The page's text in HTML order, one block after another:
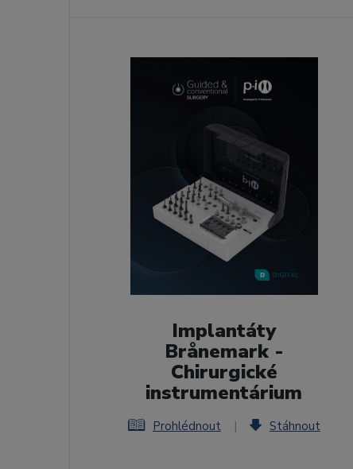
Implantáty
Brånemark -
Chirurgické
instrumentárium
Prohlédnout | Stáhnout